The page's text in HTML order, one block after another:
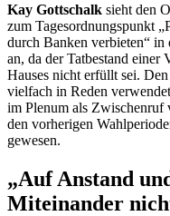
Kay Gottschalk sieht den
zum Tagesordnungspunkt
durch Banken verbieten“ in
an, da der Tatbestand einer
Hauses nicht erfüllt sei.
vielfach in Reden
im Plenum als Zwischenruf
den vorherigen
gewesen.
„Auf Anstand
Miteinander